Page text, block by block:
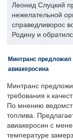
Леонид Слуцкий
нежелательной
справедливорос
Родину и
Минтранс предложил
авиакеросина
Минтранс
требования к
По мнению
топлива.
авиакеросин с
температуре